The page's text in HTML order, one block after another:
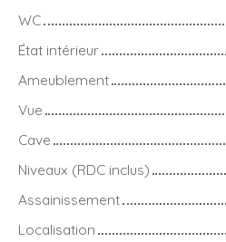
WC
État intérieur
Ameublement
Vue
Cave
Niveaux (RDC inclus)
Assainissement
Localisation